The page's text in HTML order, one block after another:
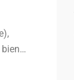
bien…